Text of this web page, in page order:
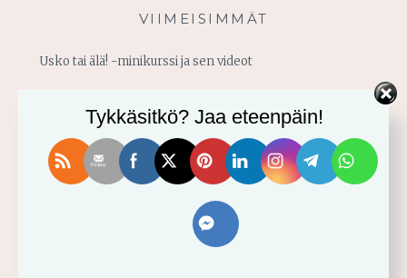
VIIMEISIMMÄT
Usko tai älä! -minikurssi ja sen videot
Älä yritä omin voimin
Käytä saamaasi voimaa!
Tykkäsitkö? Jaa eteenpäin!